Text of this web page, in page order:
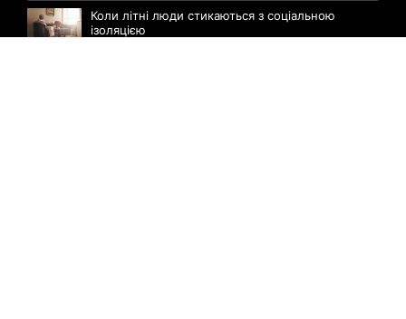
Коли літні люди стикаються з соціальною
ізоляцією